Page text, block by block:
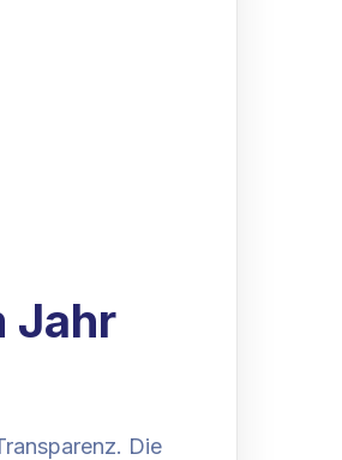
Jahr
Die